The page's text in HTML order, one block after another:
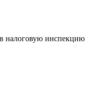
налоговую инспекцию